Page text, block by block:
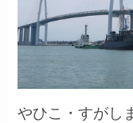
やひこ・すがし